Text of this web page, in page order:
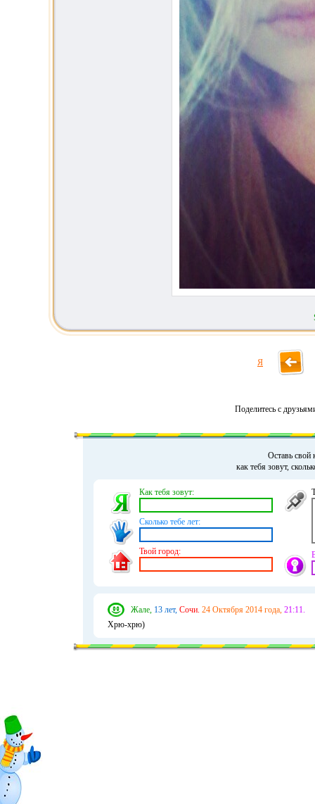
Я
Поделитесь с
Оставь свой
как тебя зовут,
Как тебя зовут:
Сколько тебе лет:
Твой город:
Жале, 13 лет, Сочи. 24 Октября 2014 года, 21:11.
Хрю-хрю)